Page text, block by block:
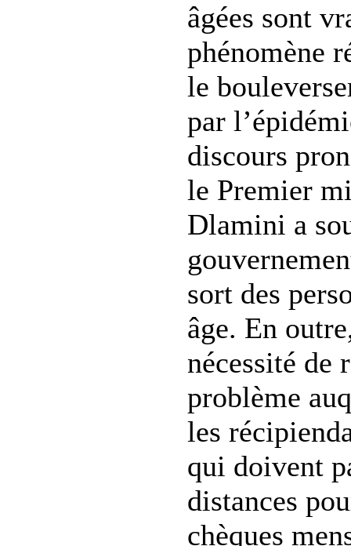
âgées sont
phénomène
le
par
discours
le Premier
Dlamini a
sort des
âge. En
nécessité de
problème
les
qui doivent
distances
chèques